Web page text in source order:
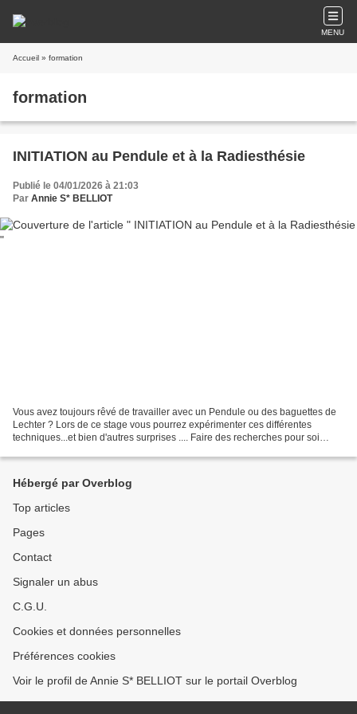
MENU
Accueil » formation
formation
INITIATION au Pendule et à la Radiesthésie
Publié le 04/01/2026 à 21:03
Par Annie S* BELLIOT
Vous avez toujours rêvé de travailler avec un Pendule ou des baguettes de
Lechter ? Lors de ce stage vous pourrez expérimenter ces différentes
techniques...et bien d'autres surprises .... Faire des recherches pour soi
Hébergé par Overblog
Top articles
Pages
Contact
Signaler un abus
C.G.U.
Cookies et données personnelles
Préférences cookies
Voir le profil de Annie S* BELLIOT sur le portail Overblog